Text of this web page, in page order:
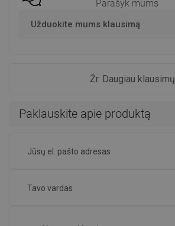
Parašyk mums
Užduokite mums klausimą
Žr. Daugiau klausimų
Paklauskite apie produktą